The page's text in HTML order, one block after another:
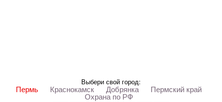
Выбери свой город:
Пермь Краснокамск Добрянка Пермский край
Охрана по РФ